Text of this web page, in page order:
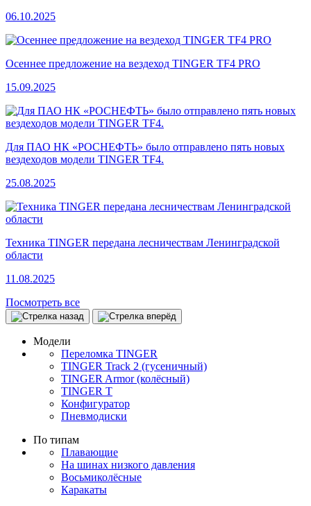
06.10.2025
Осеннее предложение на вездеход TINGER TF4 PRO
15.09.2025
Для ПАО НК «РОСНЕФТЬ» было отправлено пять новых
вездеходов модели TINGER TF4.
25.08.2025
Техника TINGER передана лесничествам Ленинградской
области
11.08.2025
Посмотреть все
Модели
Переломка TINGER
TINGER Track 2 (гусеничный)
TINGER Armor (колёсный)
TINGER T
Конфигуратор
Пневмодиски
По типам
Плавающие
На шинах низкого давления
Восьмиколёсные
Каракаты